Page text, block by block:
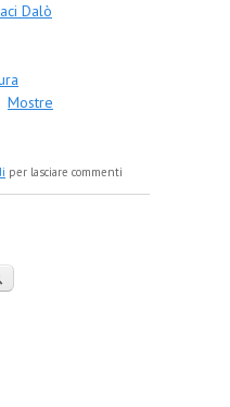
Dalò
Mostre
atterrano alla Biennale
per lasciare commenti